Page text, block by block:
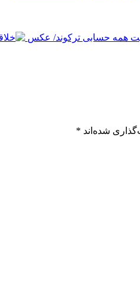
همه حسابی ترکوند/ عکس
شده‌اند *